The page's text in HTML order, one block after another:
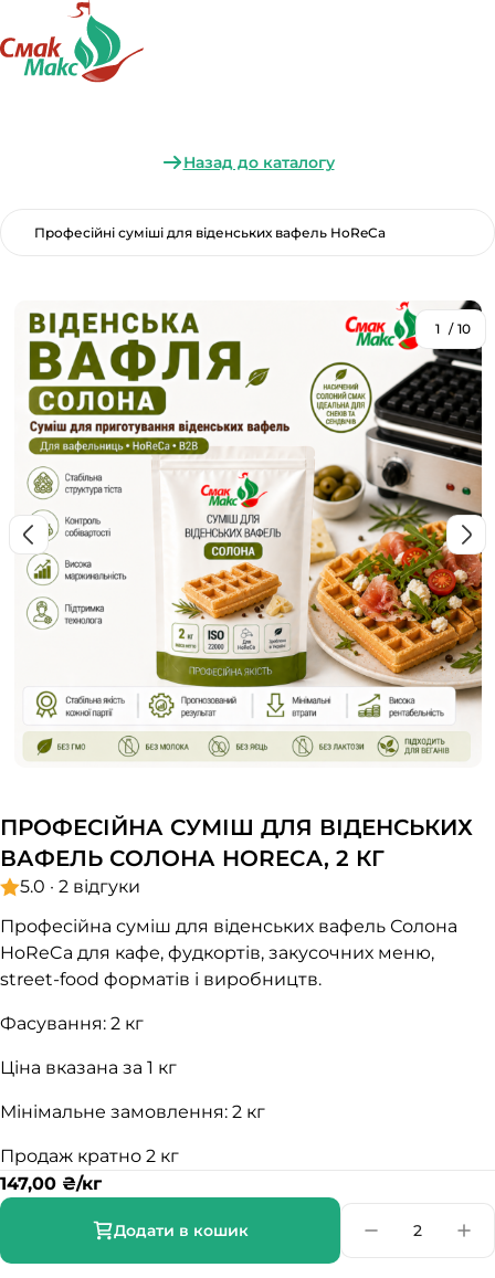
Назад до каталогу
Професійні суміші для віденських вафель HoReCa
1 / 10
ПРОФЕСІЙНА СУМІШ ДЛЯ ВІДЕНСЬКИХ
ВАФЕЛЬ СОЛОНА HORECA, 2 КГ
5.0 · 2 відгуки
Професійна суміш для віденських вафель Солона
HoReCa для кафе, фудкортів, закусочних меню,
street-food форматів і виробництв.
Фасування: 2 кг
Ціна вказана за 1 кг
Мінімальне замовлення: 2 кг
Продаж кратно 2 кг
147,00 ₴/кг
Додати в кошик